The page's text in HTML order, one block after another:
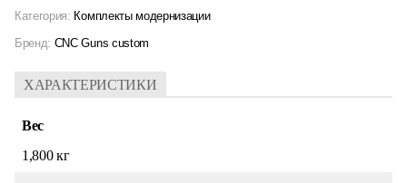
Категория: Комплекты модернизации
Бренд: CNC Guns custom
ХАРАКТЕРИСТИКИ
Вес
1,800 кг